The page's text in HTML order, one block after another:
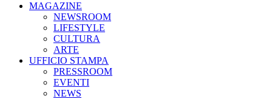
MAGAZINE
NEWSROOM
LIFESTYLE
CULTURA
ARTE
UFFICIO STAMPA
PRESSROOM
EVENTI
NEWS